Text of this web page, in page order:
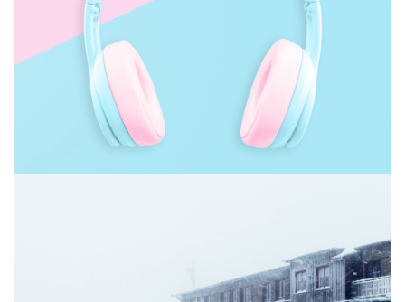
Music to my earth